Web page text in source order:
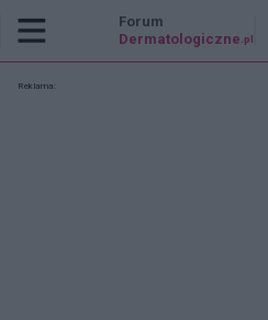
Forum
Dermatologiczne .pl
Reklama: